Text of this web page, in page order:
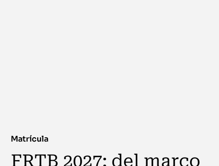
Matrícula
FRTB 2027: del marco